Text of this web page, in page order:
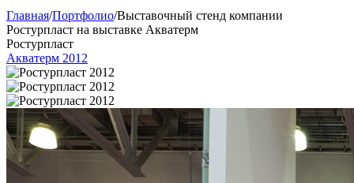
Главная/Портфолио/Выставочный стенд компании
Ростурпласт на выставке Акватерм
Ростурпласт
Акватерм 2012